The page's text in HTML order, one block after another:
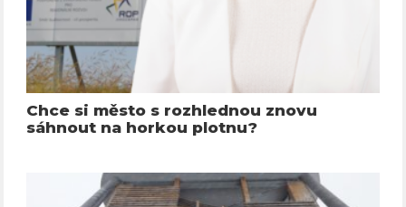
Chce si město s rozhlednou znovu
sáhnout na horkou plotnu?